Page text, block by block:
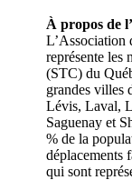
À propos de
L’Association
représente les
(STC) du
grandes villes
Lévis, Laval,
Saguenay et
% de la
déplacements
qui sont